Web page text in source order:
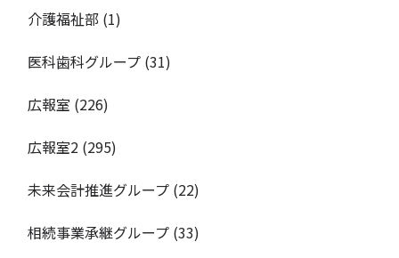
介護福祉部 (1)
医科歯科グループ (31)
広報室 (226)
広報室2 (295)
未来会計推進グループ (22)
相続事業承継グループ (33)